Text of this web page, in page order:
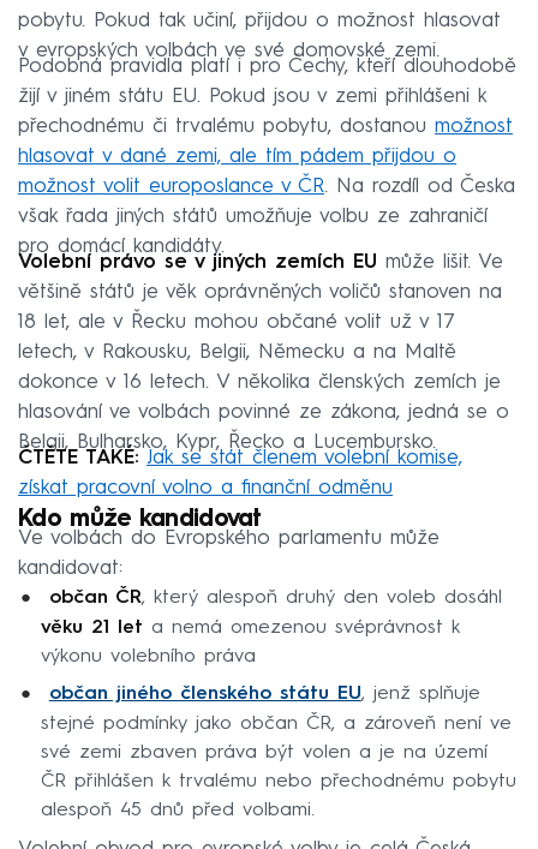
pobytu. Pokud tak učiní, přijdou o možnost hlasovat
v evropských volbách ve své domovské zemi.
Podobná pravidla platí i pro Čechy, kteří dlouhodobě
žijí v jiném státu EU. Pokud jsou v zemi přihlášeni k
přechodnému či trvalému pobytu, dostanou možnost
hlasovat v dané zemi, ale tím pádem přijdou o
možnost volit europoslance v ČR. Na rozdíl od Česka
však řada jiných států umožňuje volbu ze zahraničí
pro domácí kandidáty.
Volební právo se v jiných zemích EU může lišit. Ve
většině států je věk oprávněných voličů stanoven na
18 let, ale v Řecku mohou občané volit už v 17
letech, v Rakousku, Belgii, Německu a na Maltě
dokonce v 16 letech. V několika členských zemích je
hlasování ve volbách povinné ze zákona, jedná se o
Belgii, Bulharsko, Kypr, Řecko a Lucembursko.
ČTĚTE TAKÉ: Jak se stát členem volební komise,
získat pracovní volno a finanční odměnu
Kdo může kandidovat
Ve volbách do Evropského parlamentu může
kandidovat:
občan ČR, který alespoň druhý den voleb dosáhl
věku 21 let a nemá omezenou svéprávnost k
výkonu volebního práva
občan jiného členského státu EU, jenž splňuje
stejné podmínky jako občan ČR, a zároveň není ve
své zemi zbaven práva být volen a je na území
ČR přihlášen k trvalému nebo přechodnému pobytu
alespoň 45 dnů před volbami.